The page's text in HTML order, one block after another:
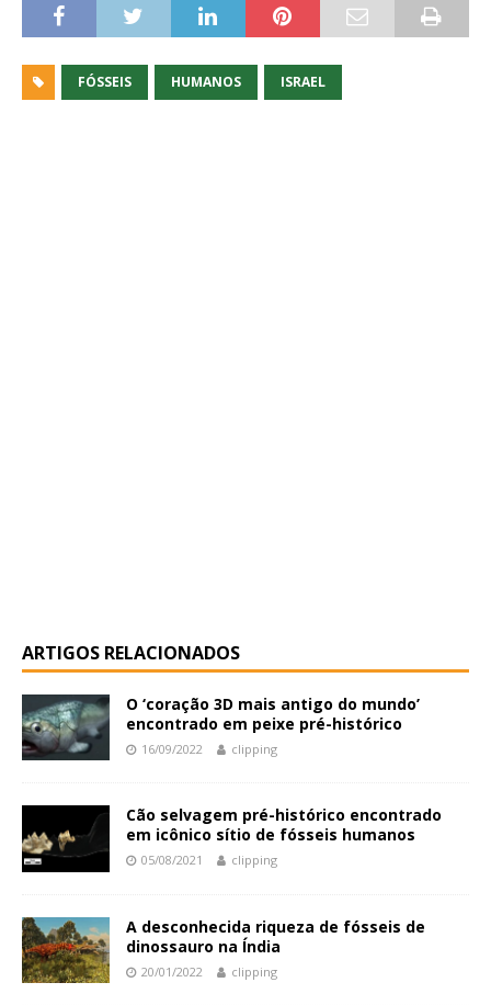
FÓSSEIS HUMANOS ISRAEL
ARTIGOS RELACIONADOS
O ‘coração 3D mais antigo do mundo’
encontrado em peixe pré-histórico
16/09/2022 clipping
Cão selvagem pré-histórico encontrado
em icônico sítio de fósseis humanos
05/08/2021 clipping
A desconhecida riqueza de fósseis de
dinossauro na Índia
20/01/2022 clipping